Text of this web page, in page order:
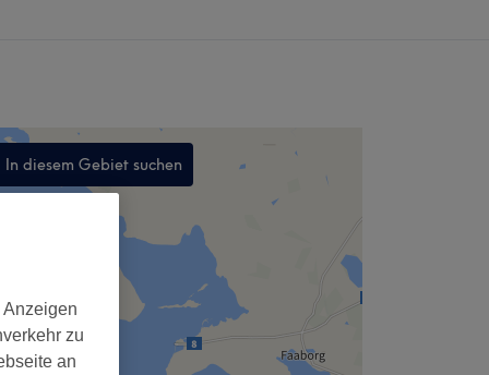
In diesem Gebiet suchen
,
zu
an